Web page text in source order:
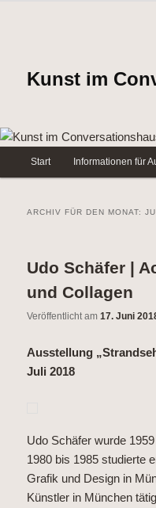
Kunst im
Hauptmenü
Zum
Zum
sekundären
wechseln
Start Informationen für
ARCHIV FÜR DEN MONAT:
Udo Schäfer |
und Collagen
Veröffentlicht am17. Juni
Ausstellung
Juli 2018
Udo Schäfer wurde
1980 bis 1985 studierte
Grafik und Design in
Künstler in München